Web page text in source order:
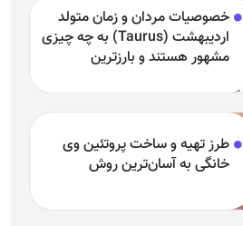
خصوصیات مردان و زمان متولد
اردیبهشت (Taurus) به چه چیزی
مشهور هستند و بارزترین
طرز تهیه و ساخت پروتئین وی
خانگی به آسان‌ترین روش